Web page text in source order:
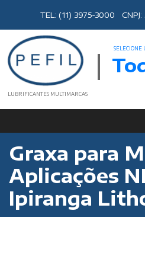
TEL: (11) 3975-3000
LUBRIFICANTES MULTIMARCAS
SELECIONE
Graxa para
Aplicações
Ipiranga